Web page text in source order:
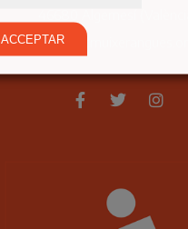
fcm@fcmuixerangues.org
ACCEPTAR